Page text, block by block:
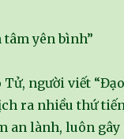
tâm yên bình”
người viết
ra nhiều thứ
an lành, luôn